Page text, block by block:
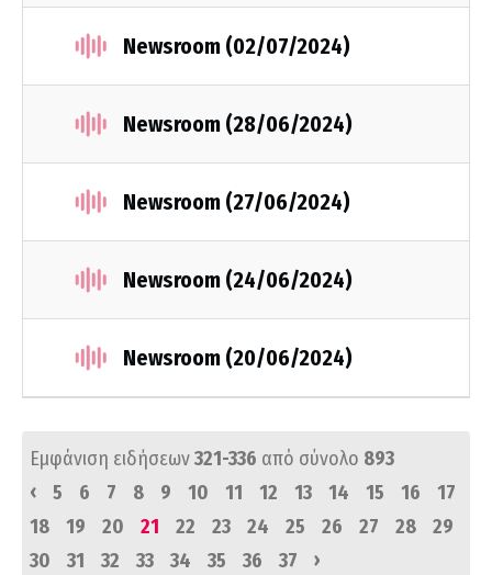
Newsroom (02/07/2024)
Newsroom (28/06/2024)
Newsroom (27/06/2024)
Newsroom (24/06/2024)
Newsroom (20/06/2024)
Εμφάνιση ειδήσεων321-336 από σύνολο 893
‹
5 6 7 8 9 10 11 12 13 14 15 16
17
18
19 20 21 22 23 24 25 26 27 28
29
30
31 32 33 34 35 36 37 ›